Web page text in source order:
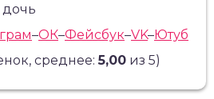
–ОК–Фейсбук–VK–Ютуб
среднее:5,00из 5)